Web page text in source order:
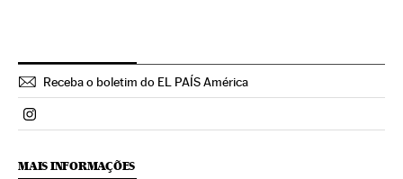
Receba o boletim do EL PAÍS América
Politica El País Brasil en Instagram
MAIS INFORMAÇÕES